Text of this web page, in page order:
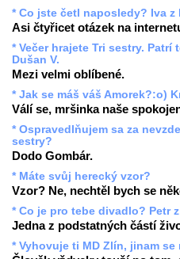
* Co jste četl naposledy? Iva z
Asi čtyřicet otázek na
* Večer hrajete Tri sestry.
Dušan V.
Mezi velmi oblíbené.
* Jak se máš váš Amorek?:o)
Válí se, mršinka naše
* Ospravedlňujem sa za
sestry?
Dodo Gombár.
* Máte svůj herecký vzor?
Vzor? Ne, nechtěl bych se
* Co je pro tebe divadlo? Petr
Jedna z podstatných částí
* Vyhovuje ti MD Zlín, jinam se